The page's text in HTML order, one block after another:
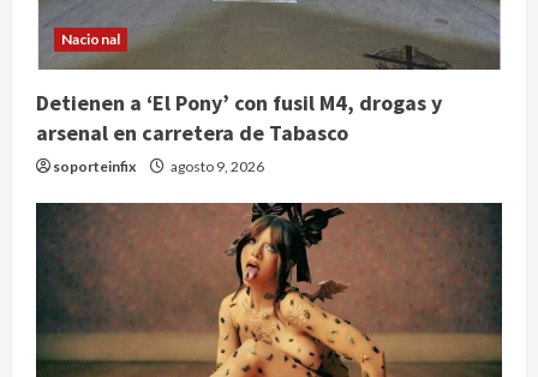
Nacional
Detienen a ‘El Pony’ con fusil M4, drogas y
arsenal en carretera de Tabasco
soporteinfix agosto 9, 2026